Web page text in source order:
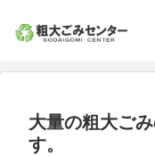
大量の粗大ご
す。